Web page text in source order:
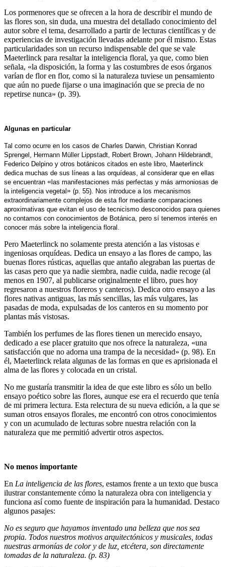
Los pormenores que se ofrecen a la hora de describir el mundo de
las flores son, sin duda, una muestra del detallado conocimiento del
autor sobre el tema, desarrollado a partir de lecturas científicas y de
experiencias de investigación llevadas adelante por él mismo. Estas
particularidades son un recurso indispensable del que se vale
Maeterlinck para resaltar la inteligencia floral, ya que, como bien
señala, «la disposición, la forma y las costumbres de esos órganos
varían de flor en flor, como si la naturaleza tuviese un pensamiento
que aún no puede fijarse o una imaginación que se precia de no
repetirse nunca» (p. 39).
Algunas en particular
Tal como ocurre en los casos de Charles Darwin, Christian Konrad
Sprengel, Hermann Müller Lippstadt, Robert Brown, Johann Hildebrandt,
Federico Delpino y otros botánicos citados en este libro, Maeterlinck
dedica muchas de sus líneas a las orquídeas, al considerar que en ellas
se encuentran « las manifestaciones más perfectas y más armoniosas de
la inteligencia vegetal » (p. 55). Nos introduce a los mecanismos
extraordinariamente complejos de esta flor mediante comparaciones
aproximativas que evitan el uso de tecnicismo desconocidos para quienes
no contamos con conocimientos de Botánica, pero sí tenemos interés en
conocer más sobre la inteligencia floral.
Pero Maeterlinck no solamente presta atención a las vistosas e
ingeniosas orquídeas. Dedica un ensayo a las flores de campo, las
buenas flores rústicas, aquellas que antaño alegraban las puertas de
las casas pero que ya nadie siembra, nadie cuida, nadie recoge (al
menos en 1907, al publicarse originalmente el libro, pues hoy
regresaron a nuestros floreros y canteros). Dedica otro ensayo a las
flores nativas antiguas, las más sencillas, las más vulgares, las
pasadas de moda, expulsadas de los canteros en su momento por
plantas más vistosas.
También los perfumes de las flores tienen un merecido ensayo,
dedicado a ese placer gratuito que nos ofrece la naturaleza, «una
satisfacción que no adorna una trampa de la necesidad» (p. 98). En
él, Maeterlinck relata algunas de las formas en que es aprisionada el
alma de las flores y colocada en un cristal.
No me gustaría transmitir la idea de que este libro es sólo un bello
ensayo poético sobre las flores, aunque ese era el recuerdo que tenía
de mi primera lectura. Esta relectura de su nueva edición, a la que se
suman otros ensayos florales, me encontró con otros conocimientos
y con un acumulado de lecturas sobre nuestra relación con la
naturaleza que me permitió advertir otros aspectos.
No menos importante
En La inteligencia de las flores, estamos frente a un texto que busca
ilustrar constantemente cómo la naturaleza obra con inteligencia y
funciona así como fuente de inspiración para la humanidad. Destaco
algunos pasajes:
No es seguro que hayamos inventado una belleza que nos sea
propia. Todos nuestros motivos arquitectónicos y musicales, todas
nuestras armonías de color y de luz, etcétera, son directamente
tomadas de la naturaleza. (p. 83)